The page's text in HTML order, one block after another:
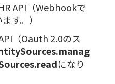
API（Webhookで
す。）
（Oauth 2.0のス
になり